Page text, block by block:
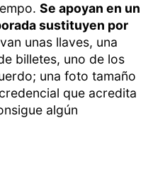
Se apoyan en un
sustituyen por
unas llaves, una
billetes, uno de los
una foto tamaño
que acredita
algún